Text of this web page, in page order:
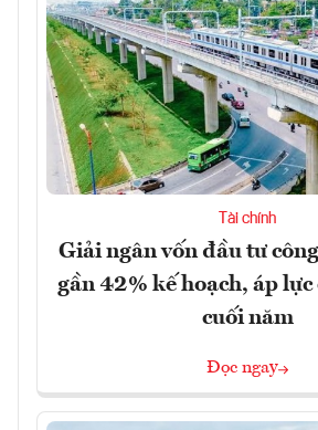
Tài chính
Giải ngân vốn đầu tư
gần 42% kế hoạch, áp lực
cuối năm
Đọc ngay